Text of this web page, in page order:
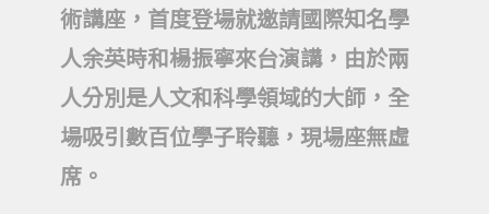
術講座，首度登場就邀請國際知名學
人余英時和楊振寧來台演講，由於兩
人分別是人文和科學領域的大師，全
場吸引數百位學子聆聽，現場座無虛
席。